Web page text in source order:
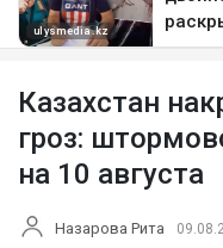
Казахстан
гроз:
на 10 августа
Назарова Рита